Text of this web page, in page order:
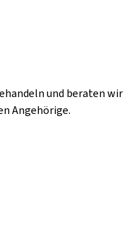
und beraten wir
Angehörige.